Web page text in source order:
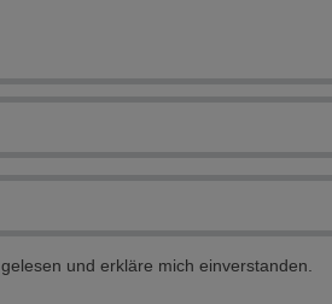
gelesen und erkläre mich einverstanden.